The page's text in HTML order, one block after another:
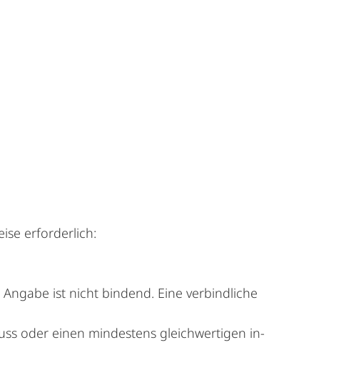
erforderlich:
ist nicht bindend. Eine verbindliche
oder einen mindestens gleichwertigen in-